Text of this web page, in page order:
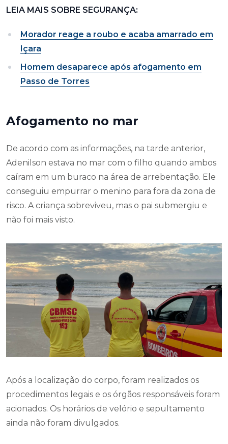
LEIA MAIS SOBRE SEGURANÇA:
Morador reage a roubo e acaba amarrado em
Içara
Homem desaparece após afogamento em
Passo de Torres
Afogamento no mar
De acordo com as informações, na tarde anterior,
Adenilson estava no mar com o filho quando ambos
caíram em um buraco na área de arrebentação. Ele
conseguiu empurrar o menino para fora da zona de
risco. A criança sobreviveu, mas o pai submergiu e
não foi mais visto.
Após a localização do corpo, foram realizados os
procedimentos legais e os órgãos responsáveis foram
acionados. Os horários de velório e sepultamento
ainda não foram divulgados.